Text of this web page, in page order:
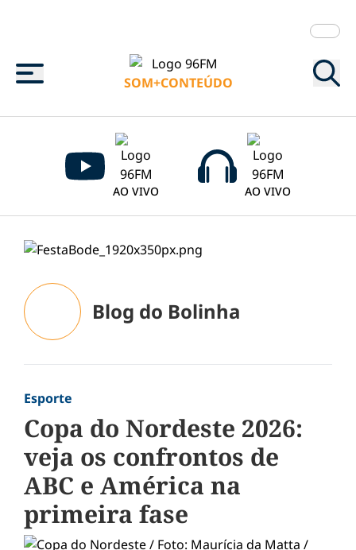
Menu
SOM+CONTEÚDO
AO VIVO AO VIVO
Blog do Bolinha
Esporte
Copa do Nordeste 2026:
veja os confrontos de
ABC e América na
primeira fase